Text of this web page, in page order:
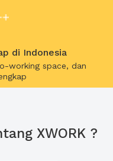
di Indonesia
working space, dan
XWORK ?